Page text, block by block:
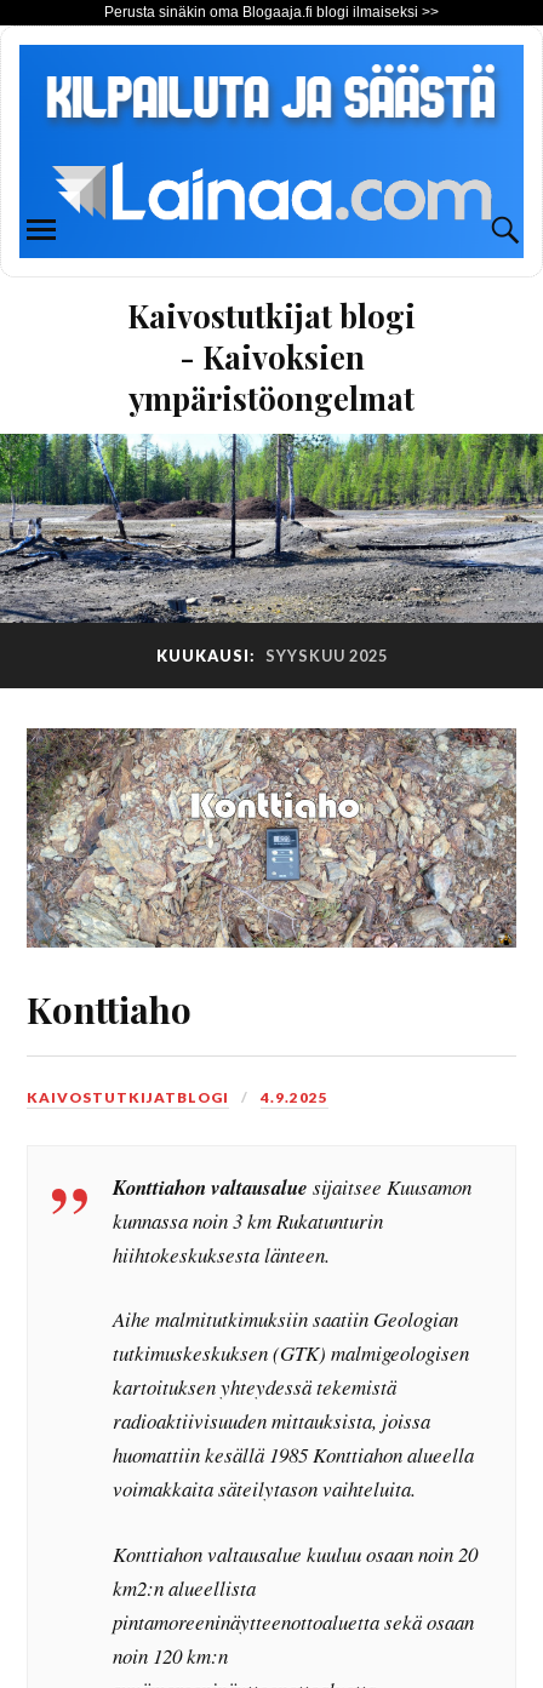
Perusta sinäkin oma Blogaaja.fi blogi ilmaiseksi >>
Kaivostutkijat blogi
- Kaivoksien
ympäristöongelmat
KUUKAUSI: SYYSKUU 2025
Konttiaho
KAIVOSTUTKIJATBLOGI 4.9.2025
Konttiahon valtausalue sijaitsee Kuusamon
kunnassa noin 3 km Rukatunturin
hiihtokeskuksesta länteen.
Aihe malmitutkimuksiin saatiin Geologian
tutkimuskeskuksen (GTK) malmigeologisen
kartoituksen yhteydessä tekemistä
radioaktiivisuuden mittauksista, joissa
huomattiin kesällä 1985 Konttiahon alueella
voimakkaita säteilytason vaihteluita.
Konttiahon valtausalue kuuluu osaan noin 20
km2:n alueellista
pintamoreeninäytteenottoaluetta sekä osaan
noin 120 km:n